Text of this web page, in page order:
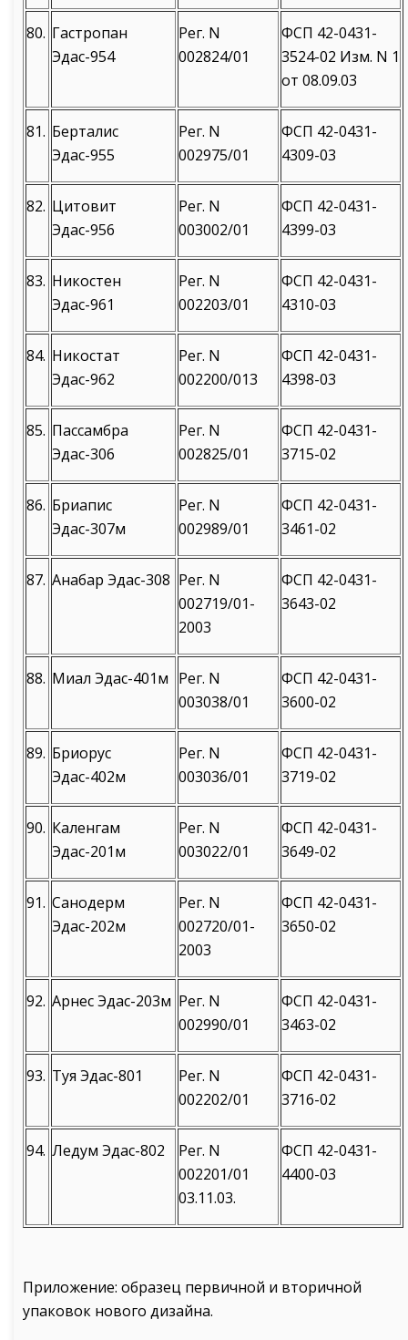
80. Гастропан
Эдас-954
Рег. N
002824/01
ФСП 42-0431-
3524-02 Изм. N 1
от 08.09.03
81. Берталис
Эдас-955
Рег. N
002975/01
ФСП 42-0431-
4309-03
82. Цитовит
Эдас-956
Рег. N
003002/01
ФСП 42-0431-
4399-03
83. Никостен
Эдас-961
Рег. N
002203/01
ФСП 42-0431-
4310-03
84. Никостат
Эдас-962
Рег. N
002200/013
ФСП 42-0431-
4398-03
85. Пассамбра
Эдас-306
Рег. N
002825/01
ФСП 42-0431-
3715-02
86. Бриапис
Эдас-307м
Рег. N
002989/01
ФСП 42-0431-
3461-02
87. Анабар Эдас-308 Рег. N
002719/01-
2003
ФСП 42-0431-
3643-02
88. Миал Эдас-401м Рег. N
003038/01
ФСП 42-0431-
3600-02
89. Бриорус
Эдас-402м
Рег. N
003036/01
ФСП 42-0431-
3719-02
90. Каленгам
Эдас-201м
Рег. N
003022/01
ФСП 42-0431-
3649-02
91. Санодерм
Эдас-202м
Рег. N
002720/01-
2003
ФСП 42-0431-
3650-02
92. Арнес Эдас-203м Рег. N
002990/01
ФСП 42-0431-
3463-02
93. Туя Эдас-801
Рег. N
002202/01
ФСП 42-0431-
3716-02
94. Ледум Эдас-802
Рег. N
002201/01
03.11.03.
ФСП 42-0431-
4400-03
Приложение: образец первичной и вторичной
упаковок нового дизайна.